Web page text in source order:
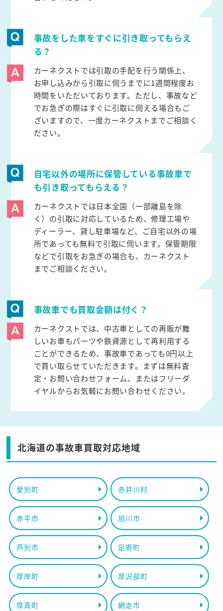
事故をした車をすぐに引き取ってもらえ
る？
カーネクストでは引取の手配を行う関係上、
お申し込みから引取に伺うまでに1週間程度お
時間をいただいております。ただし、事故など
でお急ぎの際はすぐに引取に伺える場合もご
ざいますので、一度カーネクストまでご相談く
ださい。
自宅以外の場所に保管している事故車で
も引き取ってもらえる？
カーネクストでは日本全国（一部離島を除
く）の引取に対応しているため、修理工場や
ディーラー、貸し駐車場など、ご自宅以外の場
所であっても無料で引取に伺います。保管期限
などで引取をお急ぎの場合も、カーネクスト
までご相談ください。
事故車でも買取金額は付く？
カーネクストでは、中古車としての再販が難
しいお車もパーツや鉄資源として再利用する
ことができるため、事故車であっても0円以上
で買い取らせていただきます。まずは無料査
定・お問い合わせフォーム、またはフリーダ
イヤルからお気軽にお問い合わせください。
北海道の事故車買取対応地域
愛別町 赤井川村
赤平市 旭川市
芦別市 足寄町
厚岸町 厚沢部町
厚真町 網走市